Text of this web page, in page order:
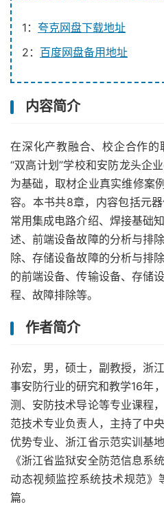
1： 夸克网盘下载地址
2： 百度网盘备用地址
内容简介
在深化产教融合、校企合作
“双高计划”学校和安防龙头企
为基础，取材企业真实维修案
容。本书共8章，内容包括元
常用集成电路介绍、焊接基础
述、前端设备故障的分析与排
除、存储设备故障的分析与排
的前端设备、传输设备、存储
程、故障排除等。
作者简介
孙宏，男，硕士，副教授，浙
事安防行业的研究和教学16年
测、安防技术导论等专业课程
范技术专业负责人，主持了中
优势专业、浙江省示范实训基
《浙江省监狱安全防范信息系
动态视频监控系统技术规范
篇。